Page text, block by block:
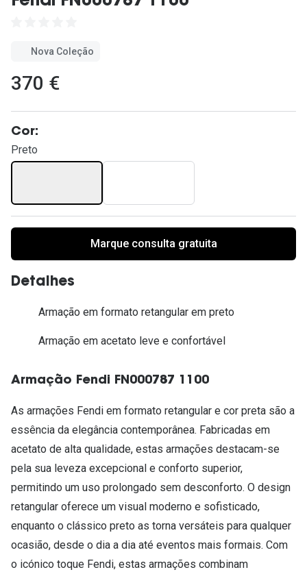
Nova Coleção
370 €
Cor:
Preto
Marque consulta gratuita
Detalhes
Armação em formato retangular em preto
Armação em acetato leve e confortável
Armação Fendi FN000787 1100
As armações Fendi em formato retangular e cor preta são a
essência da elegância contemporânea. Fabricadas em
acetato de alta qualidade, estas armações destacam-se
pela sua leveza excepcional e conforto superior,
permitindo um uso prolongado sem desconforto. O design
retangular oferece um visual moderno e sofisticado,
enquanto o clássico preto as torna versáteis para qualquer
ocasião, desde o dia a dia até eventos mais formais. Com
o icónico toque Fendi, estas armações combinam